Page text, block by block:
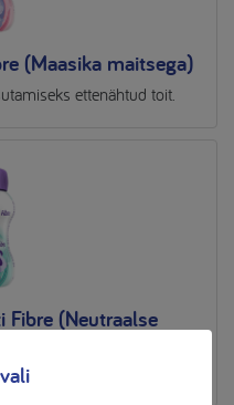
(Maasika maitsega)
ettenähtud toit.
(Neutraalse
ettenähtud toit